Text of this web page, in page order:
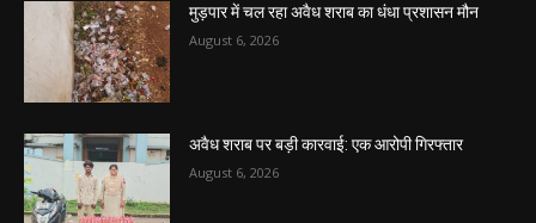
मुड़पार में चल रहा अवैध शराब का धंधा प्रशासन मौन
August 6, 2026
अवैध शराब पर बड़ी कारवाई: एक आरोपी गिरफ्तार
August 6, 2026